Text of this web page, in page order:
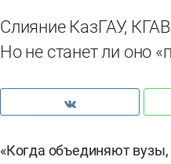
Слияние КазГАУ,
Но не станет ли оно
«Когда объединяют вузы,